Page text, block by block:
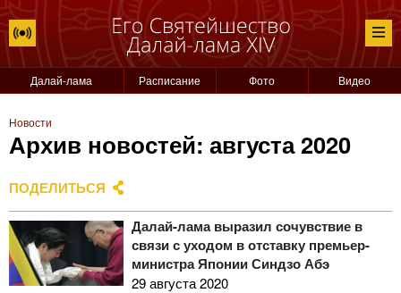
Далай-лама Расписание Фото Видео
Новости
Архив новостей: августа 2020
ПОДЕЛИТЬСЯ
Далай-лама выразил сочувствие в
связи с уходом в отставку премьер-
министра Японии Синдзо Абэ
29 августа 2020